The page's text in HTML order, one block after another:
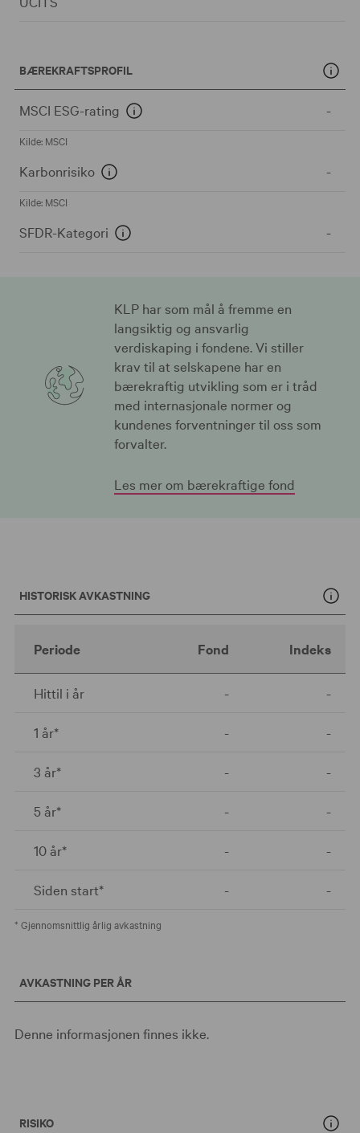
BÆREKRAFTSPROFIL
MSCI ESG-rating -
Kilde: MSCI
Karbonrisiko -
Kilde: MSCI
SFDR-Kategori -
KLP har som mål å fremme en
langsiktig og ansvarlig
verdiskaping i fondene. Vi stiller
krav til at selskapene har en
bærekraftig utvikling som er i tråd
med internasjonale normer og
kundenes forventninger til oss som
forvalter.
Les mer om bærekraftige fond
HISTORISK AVKASTNING
Periode Fond Indeks
Hittil i år - -
1 år* - -
3 år* - -
5 år* - -
10 år* - -
Siden start* - -
* Gjennomsnittlig årlig avkastning
AVKASTNING PER ÅR
Denne informasjonen finnes ikke.
RISIKO